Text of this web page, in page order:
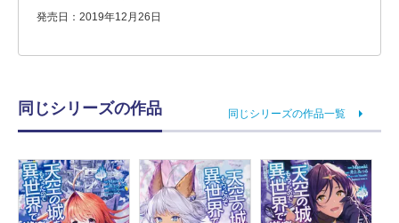
発売日：2019年12月26日
同じシリーズの作品 同じシリーズの作品一覧